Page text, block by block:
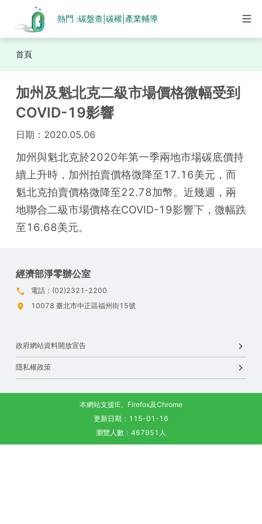
熱門 :碳盤查 碳權| 產業輔導
首頁
加州及魁北克二級市場價格微幅受到
COVID-19影響
日期： 2020.05.06
加州與魁北克於2020年第一季兩地市場碳底價持
續上升時，加州拍賣價格微降至17.16美元，而
魁北克拍賣價格微降至22.78加幣。近幾週，兩
地聯合二級市場價格在COVID-19影響下，微幅跌
至16.68美元。
經濟部淨零辦公室
電話：(02)2321-2200
10078 臺北市中正區福州街15號
政府網站資料開放宣告
隱私權政策
本網站支援IE、Firefox及Chrome
更新日期：115-01-16
瀏覽人數：467951人